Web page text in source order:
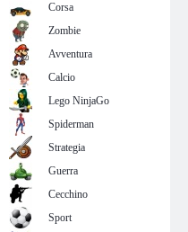
Corsa
Zombie
Avventura
Calcio
Lego NinjaGo
Spiderman
Strategia
Guerra
Cecchino
Sport